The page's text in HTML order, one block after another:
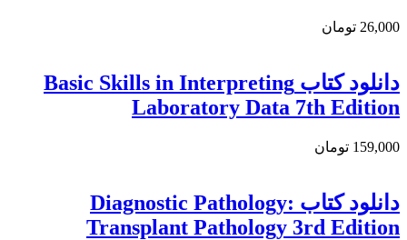
26,000 تومان
دانلود كتاب Basic Skills in Interpreting
Laboratory Data 7th Edition
159,000 تومان
دانلود کتاب Diagnostic Pathology:
Transplant Pathology 3rd Edition